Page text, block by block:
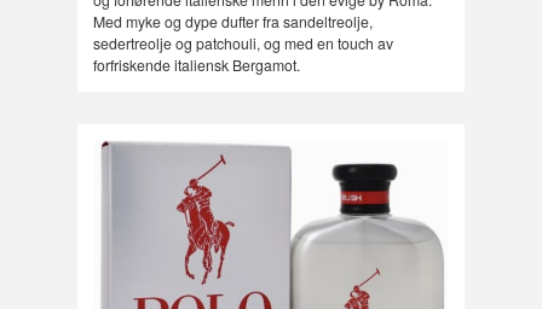
Med myke og dype dufter fra sandeltreolje,
sedertreolje og patchouli, og med en touch av
forfriskende italiensk Bergamot.